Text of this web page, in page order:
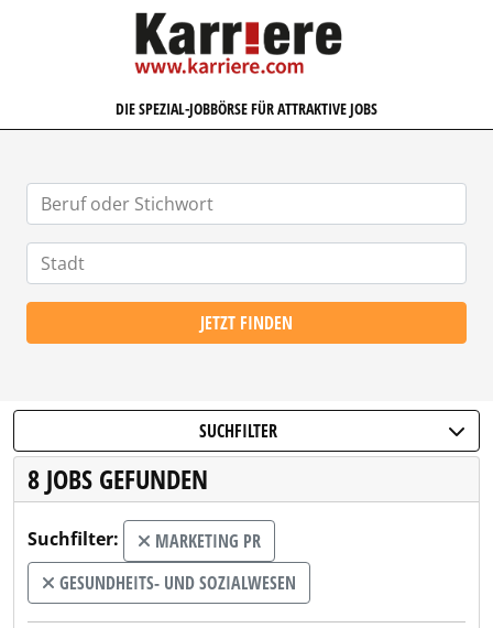
KARRIERE.COM
DIE SPEZIAL-JOBBÖRSE FÜR ATTRAKTIVE JOBS
JETZT FINDEN
SUCHFILTER
8 JOBS GEFUNDEN
Suchfilter:
MARKETING PR
GESUNDHEITS- UND SOZIALWESEN